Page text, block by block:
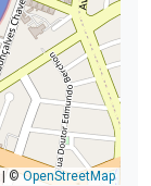
©OpenStreetMap